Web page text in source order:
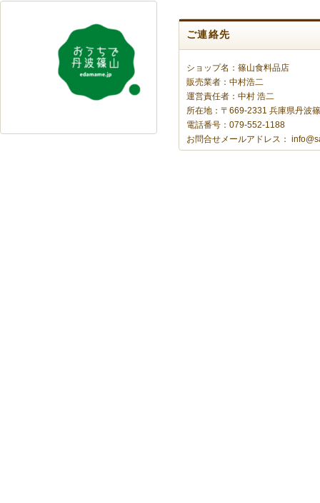
ご連絡先
ショップ名：篠山食料品店
販売業者：中村浩二
運営責任者：中村 浩二
所在地：〒669-2331 兵庫県丹波
電話番号：079-552-1188
お問合せメールアドレス：